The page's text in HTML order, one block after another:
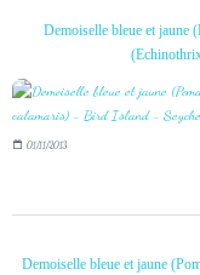
Demoiselle bleue et jaune
01/11/2013
Demoiselle bleue et jaune